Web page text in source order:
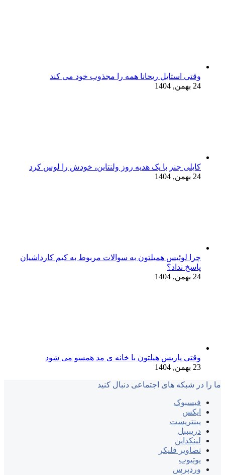
وقتی استایل ریحانا همه را مجذوب خود می‌ کند
24 بهمن, 1404
کایلی جنر با یک هدیه روز ولنتاین، خودش را لوس کرد
24 بهمن, 1404
چرا لوئیس همیلتون به سوالات مربوط به کیم کارداشیان
پاسخ نداد؟
24 بهمن, 1404
وقتی پاریس هیلتون با خانه‌ ی مد همسو می شود
23 بهمن, 1404
ما را در شبکه های اجتماعی دنبال کنید
فیسبوک
ایکس
پینتریست
دریبببل
لینکداین
تصاویر فلیکر
یوتیوب
وردپرس